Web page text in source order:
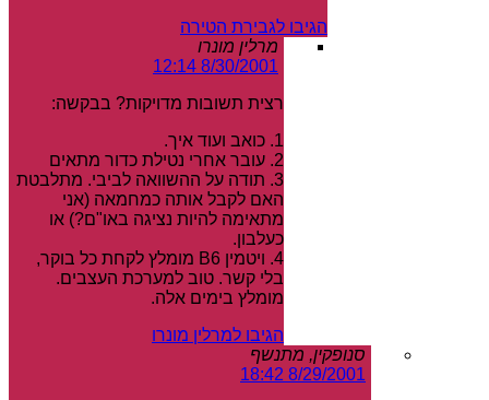
הגיבו לגבירת הטירה
מרלין מונרו
8/30/2001 12:14
רצית תשובות מדויקות? בבקשה:
1. כואב ועוד איך.
2. עובר אחרי נטילת כדור מתאים
3. תודה על ההשוואה לביבי. מתלבטת
האם לקבל אותה כמחמאה (אני
מתאימה להיות נציגה באו"ם?) או
כעלבון.
4. ויטמין B6 מומלץ לקחת כל בוקר,
בלי קשר. טוב למערכת העצבים.
מומלץ בימים אלה.
הגיבו למרלין מונרו
סנופקין, מתנשף
8/29/2001 18:42